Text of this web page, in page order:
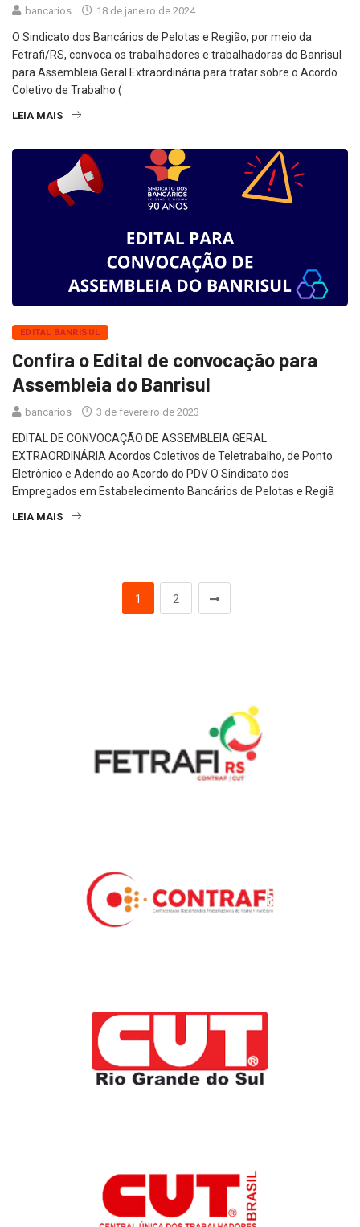
bancarios 18 de janeiro de 2024
O Sindicato dos Bancários de Pelotas e Região, por meio da
Fetrafi/RS, convoca os trabalhadores e trabalhadoras do Banrisul
para Assembleia Geral Extraordinária para tratar sobre o Acordo
Coletivo de Trabalho (
LEIA MAIS
EDITAL BANRISUL
Confira o Edital de convocação para
Assembleia do Banrisul
bancarios 3 de fevereiro de 2023
EDITAL DE CONVOCAÇÃO DE ASSEMBLEIA GERAL
EXTRAORDINÁRIA Acordos Coletivos de Teletrabalho, de Ponto
Eletrônico e Adendo ao Acordo do PDV O Sindicato dos
Empregados em Estabelecimento Bancários de Pelotas e Regiã
LEIA MAIS
1 2